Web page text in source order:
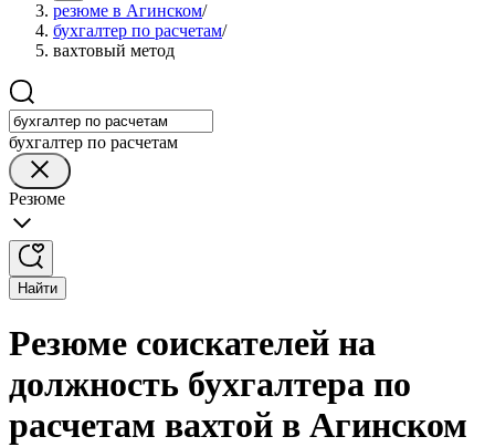
резюме в Агинском/
бухгалтер по расчетам/
вахтовый метод
бухгалтер по расчетам
Резюме
Найти
Резюме соискателей на
должность бухгалтера по
расчетам вахтой в Агинском